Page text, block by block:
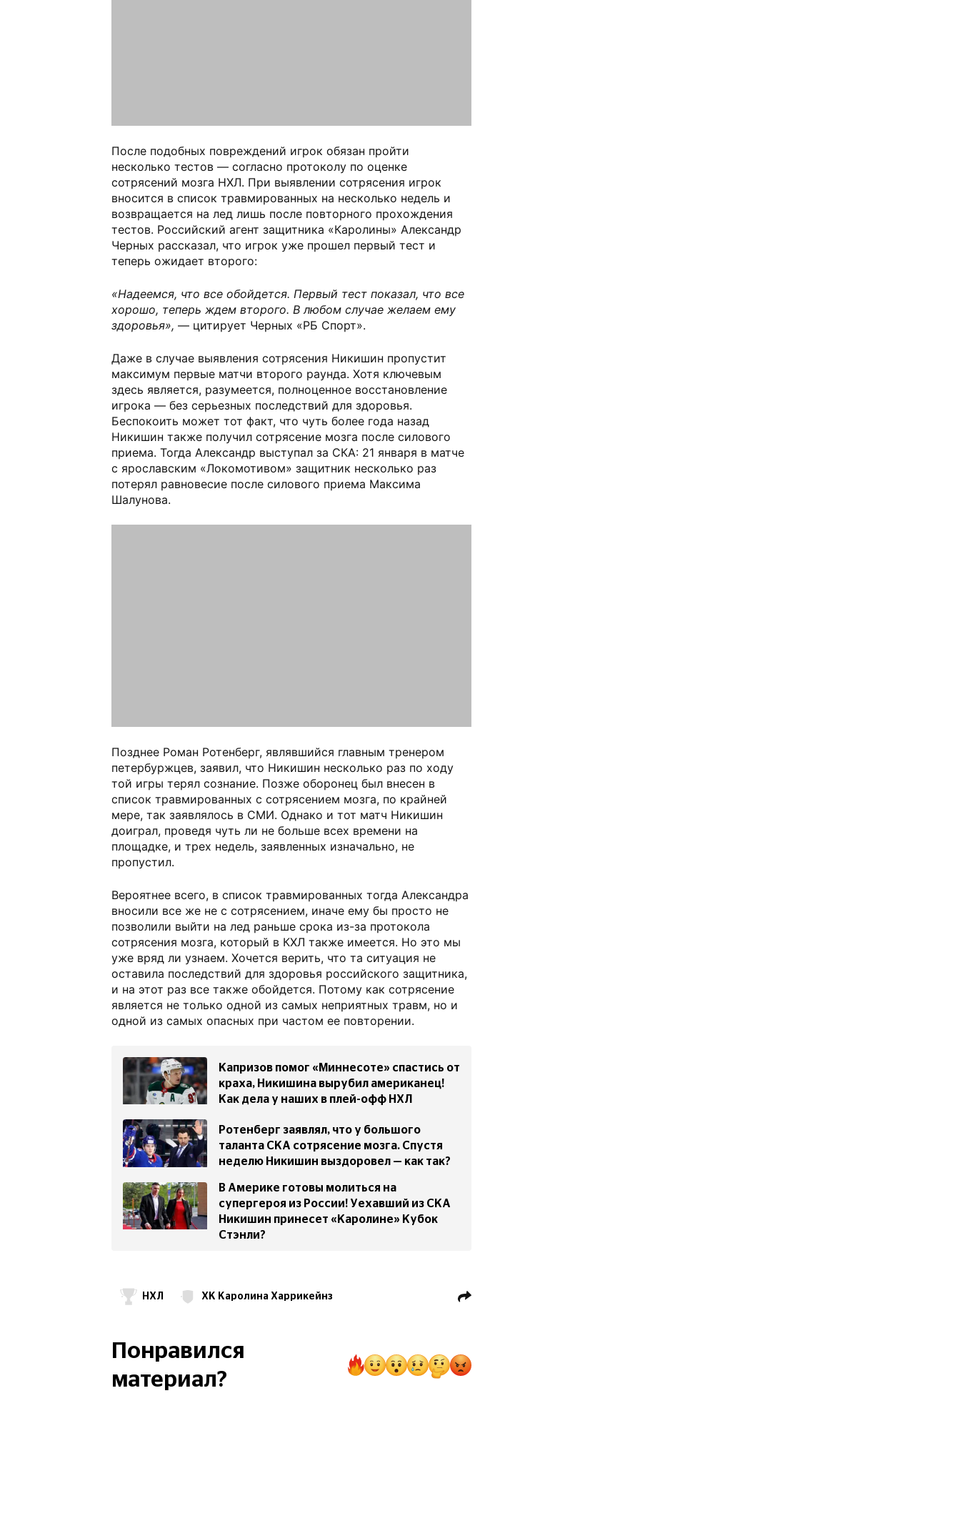
После подобных повреждений игрок обязан пройти
несколько тестов — согласно протоколу по оценке
сотрясений мозга НХЛ. При выявлении сотрясения игрок
вносится в список травмированных на несколько недель и
возвращается на лед лишь после повторного прохождения
тестов. Российский агент защитника «Каролины» Александр
Черных рассказал, что игрок уже прошел первый тест и
теперь ожидает второго:
«Надеемся, что все обойдется. Первый тест показал, что все
хорошо, теперь ждем второго. В любом случае желаем ему
здоровья», — цитирует Черных «РБ Спорт».
Даже в случае выявления сотрясения Никишин пропустит
максимум первые матчи второго раунда. Хотя ключевым
здесь является, разумеется, полноценное восстановление
игрока — без серьезных последствий для здоровья.
Беспокоить может тот факт, что чуть более года назад
Никишин также получил сотрясение мозга после силового
приема. Тогда Александр выступал за СКА: 21 января в матче
с ярославским «Локомотивом» защитник несколько раз
потерял равновесие после силового приема Максима
Шалунова.
Позднее Роман Ротенберг, являвшийся главным тренером
петербуржцев, заявил, что Никишин несколько раз по ходу
той игры терял сознание. Позже оборонец был внесен в
список травмированных с сотрясением мозга, по крайней
мере, так заявлялось в СМИ. Однако и тот матч Никишин
доиграл, проведя чуть ли не больше всех времени на
площадке, и трех недель, заявленных изначально, не
пропустил.
Вероятнее всего, в список травмированных тогда Александра
вносили все же не с сотрясением, иначе ему бы просто не
позволили выйти на лед раньше срока из-за протокола
сотрясения мозга, который в КХЛ также имеется. Но это мы
уже вряд ли узнаем. Хочется верить, что та ситуация не
оставила последствий для здоровья российского защитника,
и на этот раз все также обойдется. Потому как сотрясение
является не только одной из самых неприятных травм, но и
одной из самых опасных при частом ее повторении.
Капризов помог «Миннесоте» спастись от
краха, Никишина вырубил американец!
Как дела у наших в плей-офф НХЛ
Ротенберг заявлял, что у большого
таланта СКА сотрясение мозга. Спустя
неделю Никишин выздоровел — как так?
В Америке готовы молиться на
супергероя из России! Уехавший из СКА
Никишин принесет «Каролине» Кубок
Стэнли?
НХЛ ХК Каролина Харрикейнз
Понравился
материал?